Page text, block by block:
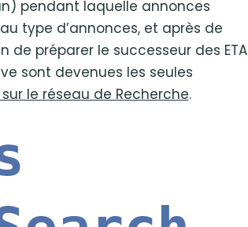
pendant laquelle annonces
type d’annonces, et après de
préparer le successeur des ETA
sont devenues les seules
le réseau de Recherche.